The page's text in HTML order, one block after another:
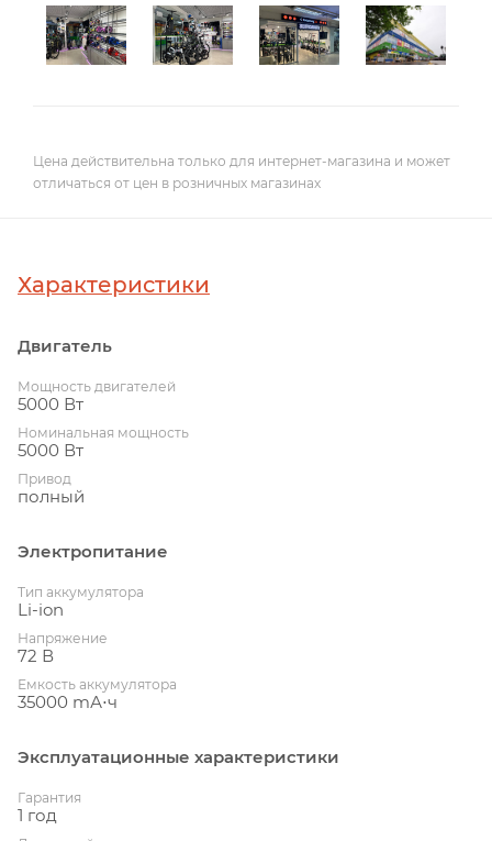
Цена действительна только для интернет-магазина и может
отличаться от цен в розничных магазинах
Характеристики
Двигатель
Мощность двигателей
5000 Вт
Номинальная мощность
5000 Вт
Привод
полный
Электропитание
Тип аккумулятора
Li-ion
Напряжение
72 В
Емкость аккумулятора
35000 mА⋅ч
Эксплуатационные характеристики
Гарантия
1 год